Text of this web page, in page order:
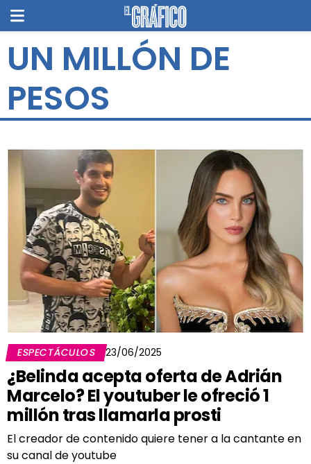
UN MILLÓN DE
PESOS
ESPECTÁCULOS 23/06/2025
¿Belinda acepta oferta de Adrián
Marcelo? El youtuber le ofreció 1
millón tras llamarla prosti
El creador de contenido quiere tener a la cantante en
su canal de youtube